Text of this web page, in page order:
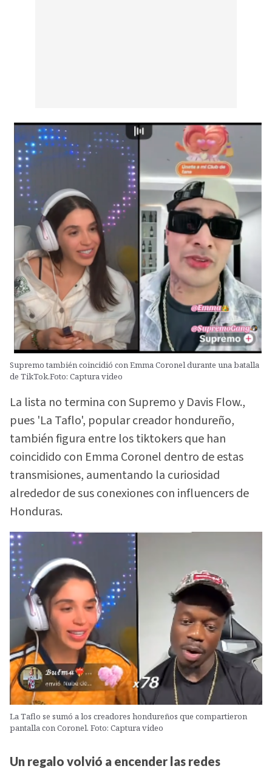
Supremo también coincidió con Emma Coronel durante una batalla
de TikTok.Foto: Captura video
La lista no termina con Supremo y Davis Flow.,
pues 'La Taflo', popular creador hondureño,
también figura entre los tiktokers que han
coincidido con Emma Coronel dentro de estas
transmisiones, aumentando la curiosidad
alrededor de sus conexiones con influencers de
Honduras.
La Taflo se sumó a los creadores hondureños que compartieron
pantalla con Coronel. Foto: Captura video
Un regalo volvió a encender las redes